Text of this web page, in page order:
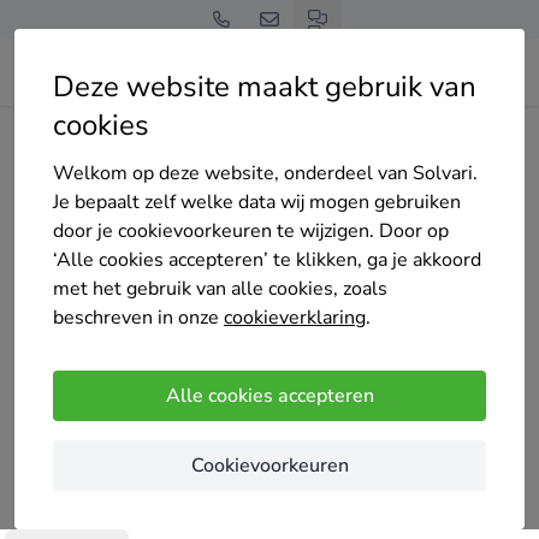
Deze website maakt gebruik van
cookies
Welkom op deze website, onderdeel van Solvari.
Je bepaalt zelf welke data wij mogen gebruiken
door je cookievoorkeuren te wijzigen. Door op
‘Alle cookies accepteren’ te klikken, ga je akkoord
met het gebruik van alle cookies, zoals
beschreven in onze cookieverklaring.
Alle cookies accepteren
Cookievoorkeuren
Home Bedrijven overzicht
SWW Cleaning
professionele partner voor complete